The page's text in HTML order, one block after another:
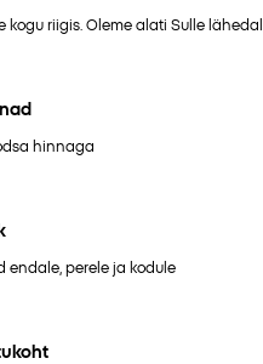
kogu riigis. Oleme alati Sulle lähedal
hinnaga
endale, perele ja kodule